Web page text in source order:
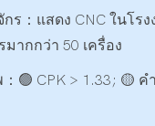
ร： แสดง CNC ในโร
ากกว่า 50 เครื่อง
🟢 CPK > 1.33; 🟡 ค